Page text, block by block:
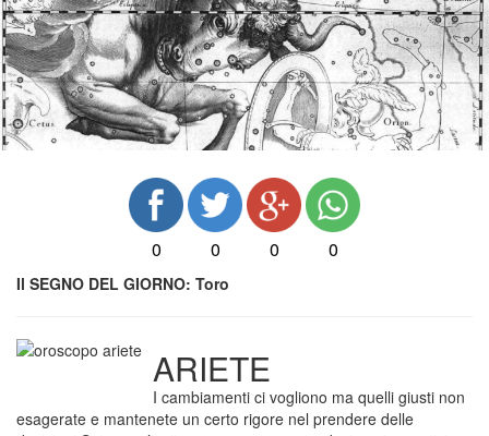
0 0 0 0
Il SEGNO DEL GIORNO: Toro
ARIETE
I cambiamenti ci vogliono ma quelli giusti non
esagerate e mantenete un certo rigore nel prendere delle